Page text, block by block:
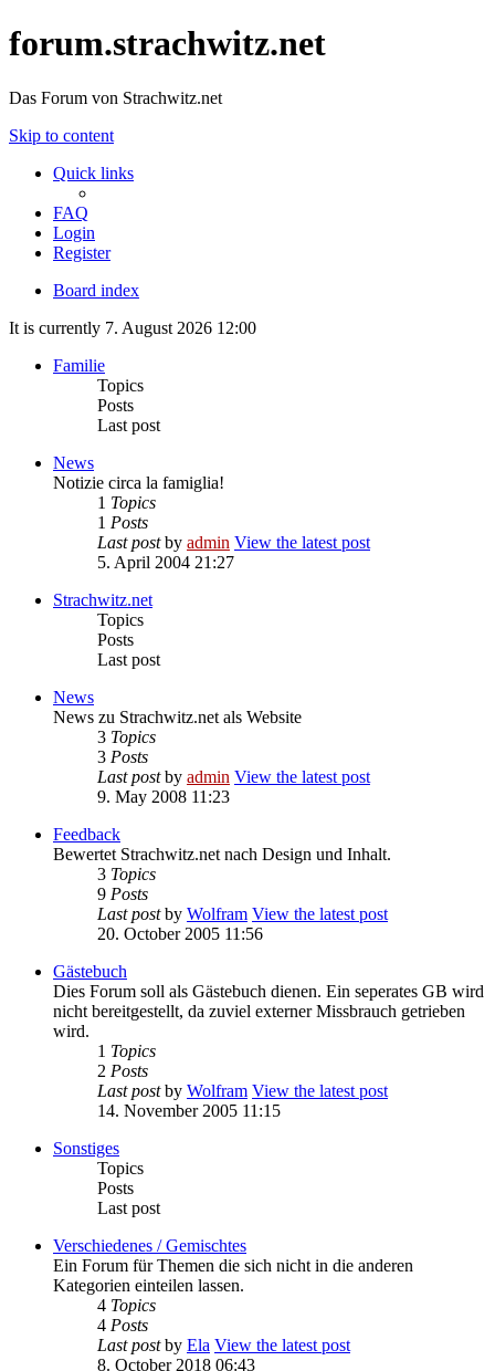
forum.strachwitz.net
Das Forum von Strachwitz.net
Skip to content
Quick links
FAQ
Login
Register
Board index
It is currently 7. August 2026 12:00
Familie
Topics
Posts
Last post
News
Notizie circa la famiglia!
1 Topics
1 Posts
Last postby admin View the latest post
5. April 2004 21:27
Strachwitz.net
Topics
Posts
Last post
News
News zu Strachwitz.net als Website
3 Topics
3 Posts
Last postby admin View the latest post
9. May 2008 11:23
Feedback
Bewertet Strachwitz.net nach Design und Inhalt.
3 Topics
9 Posts
Last postby Wolfram View the latest post
20. October 2005 11:56
Gästebuch
Dies Forum soll als Gästebuch dienen. Ein seperates GB wird
nicht bereitgestellt, da zuviel externer Missbrauch getrieben
wird.
1 Topics
2 Posts
Last postby Wolfram View the latest post
14. November 2005 11:15
Sonstiges
Topics
Posts
Last post
Verschiedenes / Gemischtes
Ein Forum für Themen die sich nicht in die anderen
Kategorien einteilen lassen.
4 Topics
4 Posts
Last postby Ela View the latest post
8. October 2018 06:43